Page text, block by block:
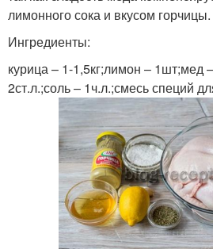
лимонного сока и вкусом горчицы.
Ингредиенты:
курица – 1-1,5кг;лимон – 1шт;мед
2ст.л.;соль – 1ч.л.;смесь специй